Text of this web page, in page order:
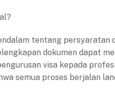
tentang persyaratan
dokumen dapat
visa kepada
semua proses berjalan